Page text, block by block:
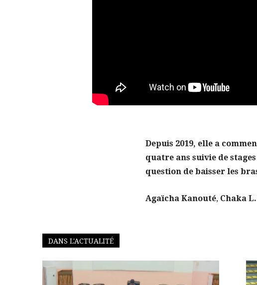
Depuis 2019, elle a
quatre ans suivie de
question de baisser les
Agaïcha Kanouté, Chaka
DANS L'ACTUALITÉ